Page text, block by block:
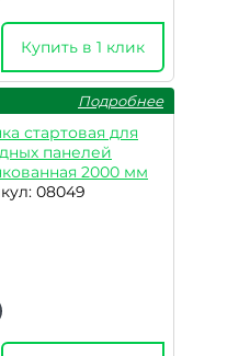
Купить в 1 клик
Подробнее
стартовая для
панелей
2000 мм
08049